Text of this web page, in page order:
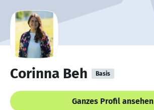
Corinna Beh Basis
Ganzes Profil ansehen